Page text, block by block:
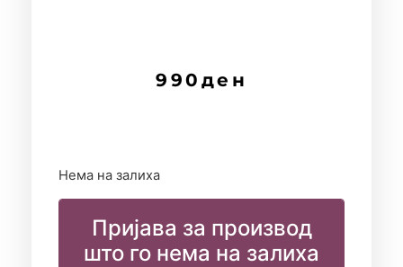
990 ден
Нема на залиха
Пријава за производ
што го нема на залиха